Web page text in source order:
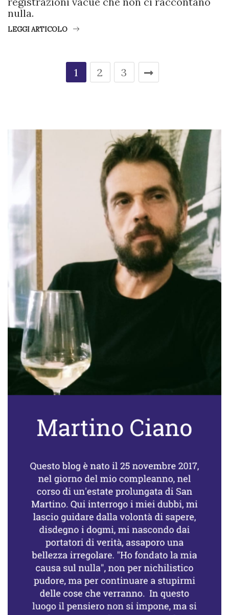
nulla.
LEGGI ARTICOLO
1 2 3